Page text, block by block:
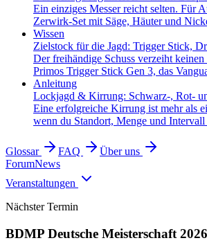
Ein einziges Messer reicht selten. Für
Zerwirk-Set mit Säge, Häuter und
Wissen
Zielstock für die Jagd: Trigger Stick,
Der freihändige Schuss verzeiht
Primos Trigger Stick Gen 3, das
Anleitung
Lockjagd & Kirrung: Schwarz-, Rot-
Eine erfolgreiche Kirrung ist mehr als
wenn du Standort, Menge und
Glossar FAQ
Über uns
ForumNews
Veranstaltungen
Nächster Termin
BDMP Deutsche Meisterschaft 2026